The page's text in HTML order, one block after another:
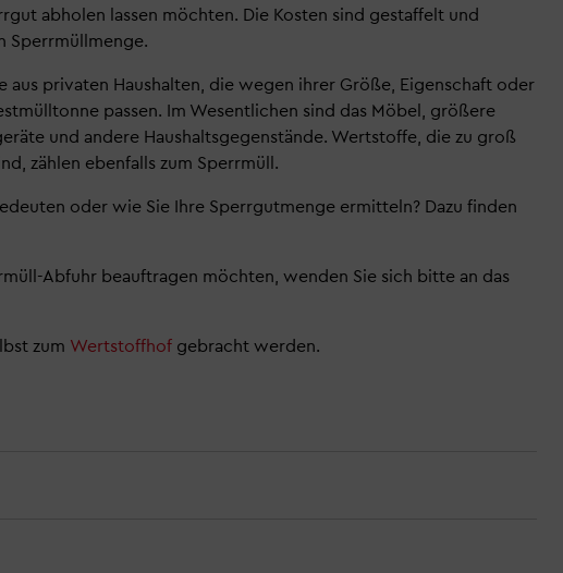
abholen lassen möchten. Die Kosten sind gestaffelt und
Sperrmüllmenge.
aus privaten Haushalten, die wegen ihrer Größe, Eigenschaft oder
passen. Im Wesentlichen sind das Möbel, größere
und andere Haushaltsgegenstände. Wertstoffe, die zu groß
zählen ebenfalls zum Sperrmüll.
oder wie Sie Ihre Sperrgutmenge ermitteln? Dazu finden
Abfuhr beauftragen möchten, wenden Sie sich bitte an das
zum Wertstoffhof gebracht werden.